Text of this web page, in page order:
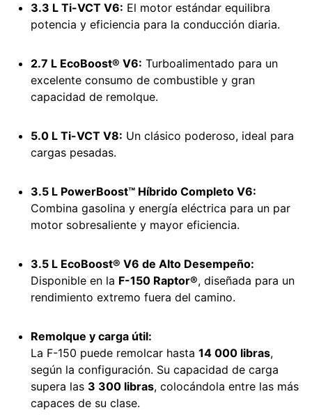
3.3 L Ti-VCT V6: El motor estándar equilibra
potencia y eficiencia para la conducción diaria.
2.7 L EcoBoost® V6: Turboalimentado para un
excelente consumo de combustible y gran
capacidad de remolque.
5.0 L Ti-VCT V8: Un clásico poderoso, ideal para
cargas pesadas.
3.5 L PowerBoost™ Híbrido Completo V6:
Combina gasolina y energía eléctrica para un par
motor sobresaliente y mayor eficiencia.
3.5 L EcoBoost® V6 de Alto Desempeño:
Disponible en la F-150 Raptor®, diseñada para un
rendimiento extremo fuera del camino.
Remolque y carga útil:
La F-150 puede remolcar hasta 14 000 libras,
según la configuración. Su capacidad de carga
supera las 3 300 libras, colocándola entre las más
capaces de su clase.